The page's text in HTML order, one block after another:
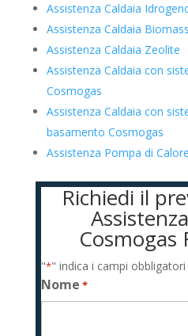
Assistenza Caldaia
Assistenza Caldaia
Assistenza Caldaia Zeolite
Assistenza Caldaia con
Cosmogas
Assistenza Caldaia con
basamento Cosmogas
Assistenza Pompa di
Richiedi il
Cosmogas
"*" indica i campi obbligatori
Nome *